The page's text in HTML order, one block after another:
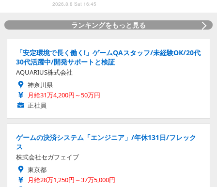
2026.8.8 Sat 16:45
ランキングをもっと見る
「安定環境で長く働く!」ゲームQAスタッフ/未経験OK/20代
30代活躍中/開発サポートと検証
AQUARIUS株式会社
神奈川県
月給31万4,200円～50万円
正社員
ゲームの決済システム「エンジニア」/年休131日/フレック
ス
株式会社セガフェイブ
東京都
月給28万1,250円～37万5,000円